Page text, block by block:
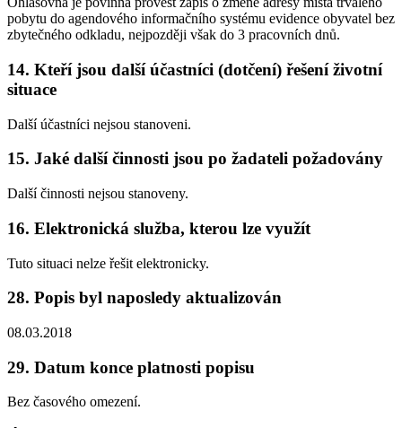
pobytu do agendového informačního systému evidence obyvatel bez
zbytečného odkladu, nejpozději však do 3 pracovních dnů.
14. Kteří jsou další účastníci (dotčení) řešení životní
situace
Další účastníci nejsou stanoveni.
15. Jaké další činnosti jsou po žadateli požadovány
Další činnosti nejsou stanoveny.
16. Elektronická služba, kterou lze využít
Tuto situaci nelze řešit elektronicky.
28. Popis byl naposledy aktualizován
08.03.2018
29. Datum konce platnosti popisu
Bez časového omezení.